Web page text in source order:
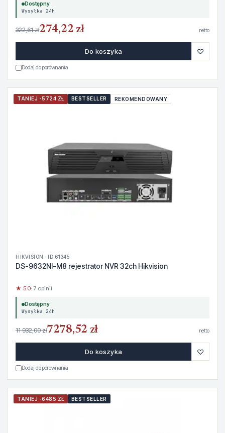
Dostępny
Wysyłka 24h
322,61 zł274,22 zł netto
Do koszyka ♡
Dodaj do porównania
TANIEJ -5724 ZŁ BESTSELLER REKOMENDOWANY
HIKVISION · ID 61345
DS-9632NI-M8 rejestrator NVR 32ch Hikvision
★ 5.0· 7 opinii
Dostępny
Wysyłka 24h
11 932,00 zł7278,52 zł netto
Do koszyka ♡
Dodaj do porównania
TANIEJ -6485 ZŁ BESTSELLER